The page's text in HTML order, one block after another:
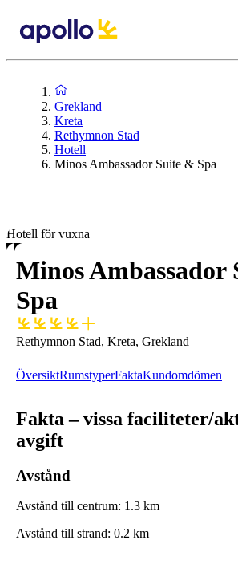
Grekland
Kreta
Rethymnon Stad
Hotell
Minos Ambassador Suite & Spa
Hotell för vuxna
Minos Ambassador
Spa
Rethymnon Stad, Kreta, Grekland
ÖversiktRumstyperFaktaKundomdömen
Fakta – vissa faciliteter/
avgift
Avstånd
Avstånd till centrum: 1.3 km
Avstånd till strand: 0.2 km